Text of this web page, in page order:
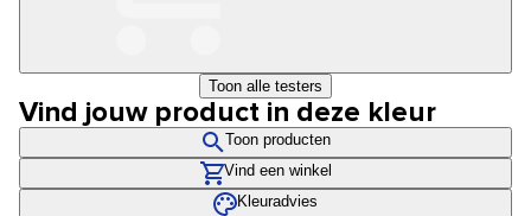
Toon alle testers
Vind jouw product in deze kleur
Toon producten
Vind een winkel
Kleuradvies